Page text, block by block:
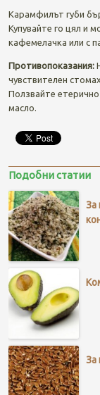
Карамфилът губи
Купувайте го цял и
кафемелачка или с
Противопоказания:
чувствителен
Ползвайте
масло.
Подобни статии
За
За